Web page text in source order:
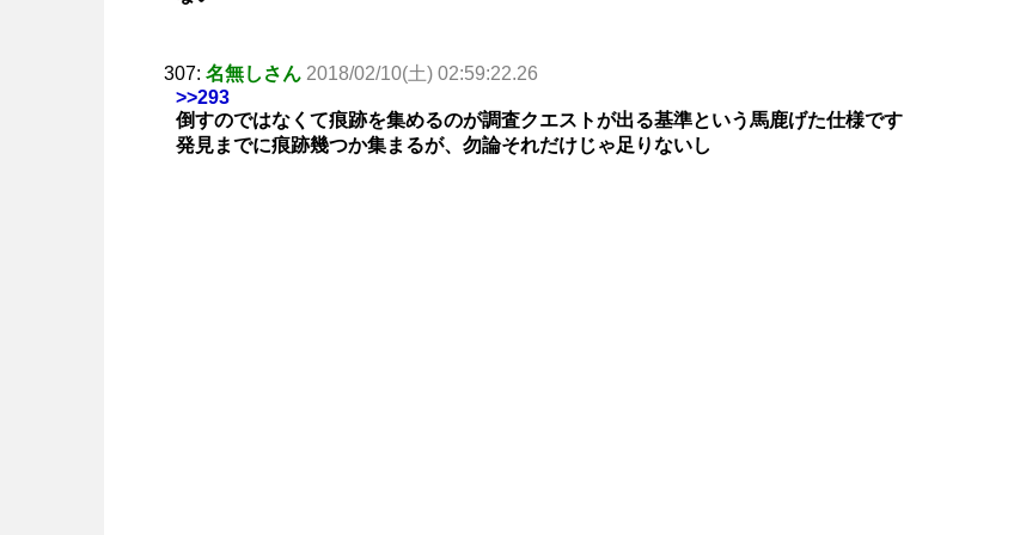
307: 名無しさん 2018/02/10(土) 02:59:22.26
>>293
倒すのではなくて痕跡を集めるのが調査クエストが出る基準という馬鹿げた仕様です
発見までに痕跡幾つか集まるが、勿論それだけじゃ足りないし